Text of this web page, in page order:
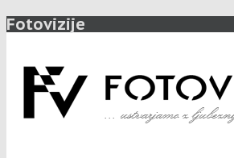
Fotovizije